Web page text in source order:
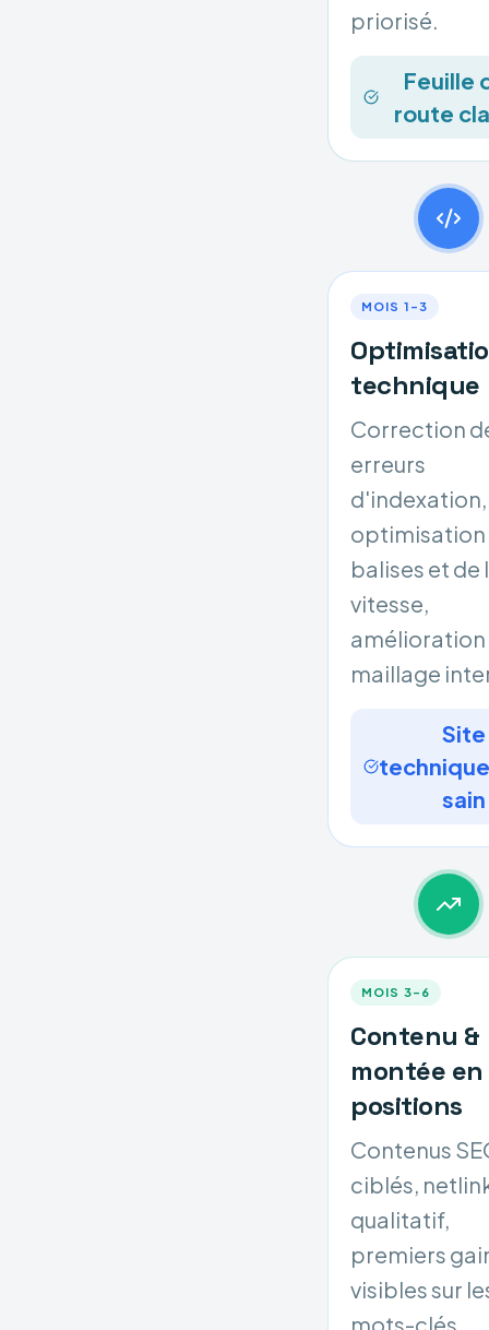
priorisé.
Feuille
route
MOIS 1–3
technique
Correction
erreurs
d'indexation,
optimisation
balises et de
vitesse,
amélioration
maillage
Site
sain
MOIS 3–6
Contenu &
montée en
positions
Contenus
ciblés,
qualitatif,
premiers
visibles sur
mots-clés